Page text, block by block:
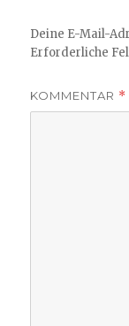
Deine E-Mail-
Erforderliche
KOMMENTAR *